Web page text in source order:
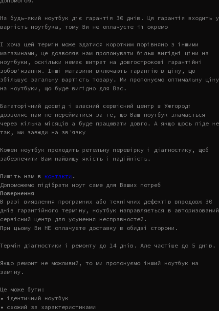
На будь-який ноутбук діє гарантія 30 днів. Ця гарантія входить у
вартість ноутбука, тому Ви не оплачуєте її окремо
І хоча цей термін може здатися коротким порівняно з іншими
магазинами, це дозволяє нам пропонувати більш вигідні ціни на
ноутбуки, оскільки немає витрат на довгострокові гарантійні
зобов'язання. Інші магазини включають гарантію в ціну, що
збільшує загальну вартість товару. Ми пропонуємо оптимальну ціну
на ноутбуки, що буде вигідно для Вас.
Багаторічний досвід і власний сервісний центр в Ужгороді
дозволяє нам не перейматися за те, що Ваш ноутбук зламається
через кілька місяців а буде працювати довго. А якщо щось піде не
так, ми завжди на зв'язку
Кожен ноутбук проходить ретельну перевірку і діагностику, щоб
забезпечити Вам найвищу якість і надійність.
Пишіть нам в контакти .
Допоможемо підібрати ноут саме для Ваших потреб
Повернення
В разі виявлення програмних або технічних дефектів впродовж 30
днів гарантійного терміну, ноутбук направляється в авторизований
сервісний центр для усунення несправностей.
При цьому Ви НЕ оплачуєте доставку в обидві сторони.
Термін діагностики і ремонту до 14 днів. Але частіше до 5 днів.
Якщо ремонт не можливий, то ми пропонуємо інший ноутбук на
заміну.
Це може бути:
• ідентичний ноутбук
• схожий за характеристиками